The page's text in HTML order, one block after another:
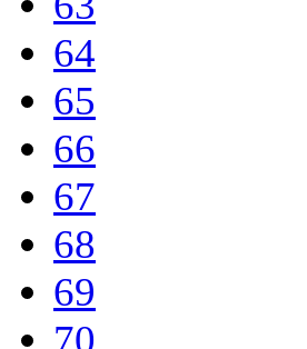
64
65
66
67
68
69
70